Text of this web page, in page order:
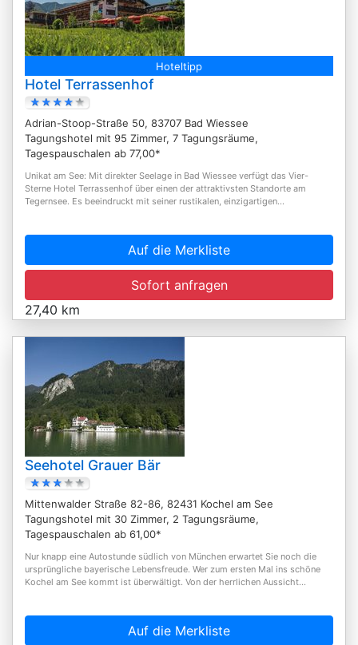
Hoteltipp
Hotel Terrassenhof
Adrian-Stoop-Straße 50, 83707 Bad Wiessee
Tagungshotel mit 95 Zimmer, 7 Tagungsräume,
Tagespauschalen ab 77,00*
Unikat am See: Mit direkter Seelage in Bad Wiessee verfügt das Vier-
Sterne Hotel Terrassenhof über einen der attraktivsten Standorte am
Tegernsee. Es beeindruckt mit seiner rustikalen, einzigartigen...
Auf die Merkliste
Sofort anfragen
27,40 km
Seehotel Grauer Bär
Mittenwalder Straße 82-86, 82431 Kochel am See
Tagungshotel mit 30 Zimmer, 2 Tagungsräume,
Tagespauschalen ab 61,00*
Nur knapp eine Autostunde südlich von München erwartet Sie noch die
ursprüngliche bayerische Lebensfreude. Wer zum ersten Mal ins schöne
Kochel am See kommt ist überwältigt. Von der herrlichen Aussicht...
Auf die Merkliste